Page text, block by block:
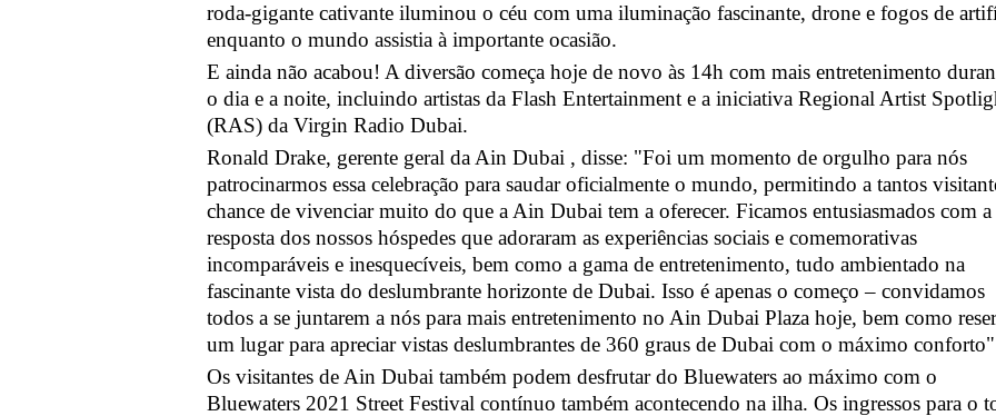
roda-gigante cativante iluminou o céu com uma iluminação fascinante, drone e fogos de
enquanto o mundo assistia à importante ocasião.
E ainda não acabou! A diversão começa hoje de novo às 14h com mais entretenimento
o dia e a noite, incluindo artistas da Flash Entertainment e a iniciativa Regional Artist
(RAS) da Virgin Radio Dubai.
Ronald Drake, gerente geral da Ain Dubai , disse: "Foi um momento de orgulho para nós
patrocinarmos essa celebração para saudar oficialmente o mundo, permitindo a tantos
chance de vivenciar muito do que a Ain Dubai tem a oferecer. Ficamos entusiasmados com a
resposta dos nossos hóspedes que adoraram as experiências sociais e comemorativas
incomparáveis e inesquecíveis, bem como a gama de entretenimento, tudo ambientado na
fascinante vista do deslumbrante horizonte de Dubai. Isso é apenas o começo – convidamos
todos a se juntarem a nós para mais entretenimento no Ain Dubai Plaza hoje, bem como
um lugar para apreciar vistas deslumbrantes de 360 graus de Dubai com o máximo
Os visitantes de Ain Dubai também podem desfrutar do Bluewaters ao máximo com o
Bluewaters 2021 Street Festival contínuo também acontecendo na ilha. Os ingressos para o